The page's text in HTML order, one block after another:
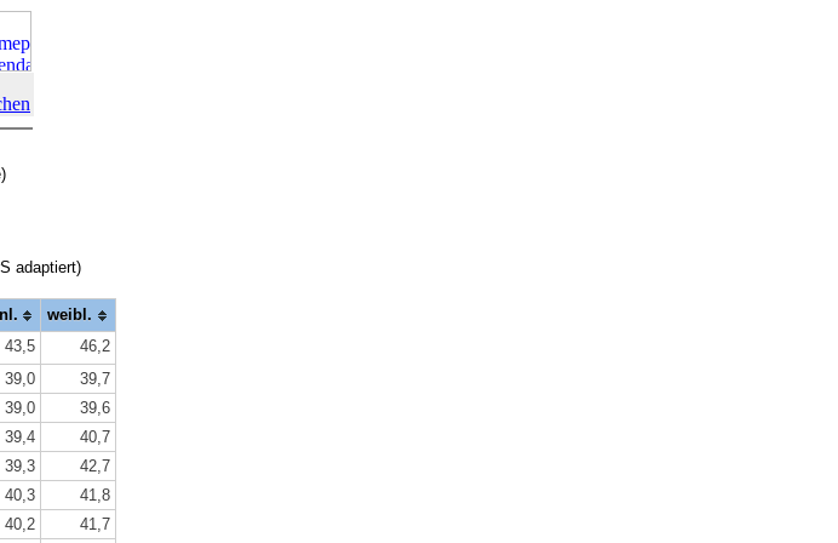
adaptiert)
43,5 46,2
weibl.
39,0
39,7
39,0
39,6
39,4
40,7
39,3
42,7
40,3
41,8
40,2 41,7